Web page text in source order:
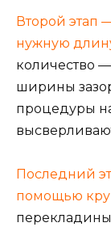
Второй этап
нужную
количество —
ширины
процедуры
Последний
помощью